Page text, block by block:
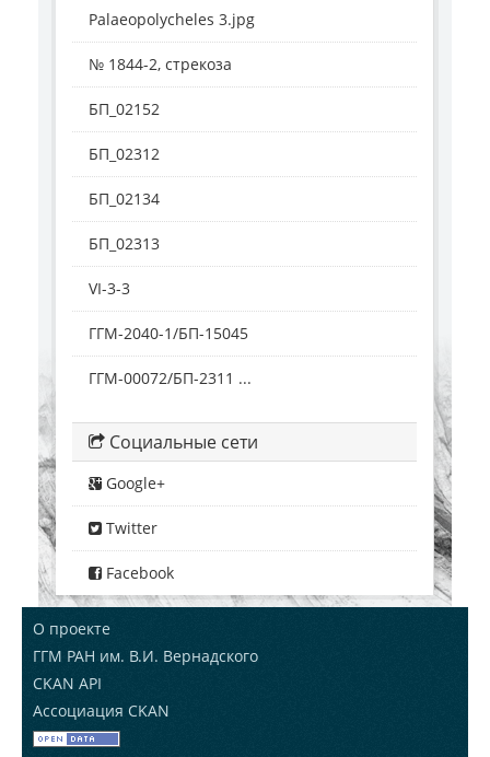
Palaeopolycheles 3.jpg
№ 1844-2, стрекоза
БП_02152
БП_02312
БП_02134
БП_02313
VI-3-3
ГГМ-2040-1/БП-15045
ГГМ-00072/БП-2311 ...
Социальные сети
Google+
Twitter
Facebook
О проекте
ГГМ РАН им. В.И. Вернадского
CKAN API
Ассоциация CKAN